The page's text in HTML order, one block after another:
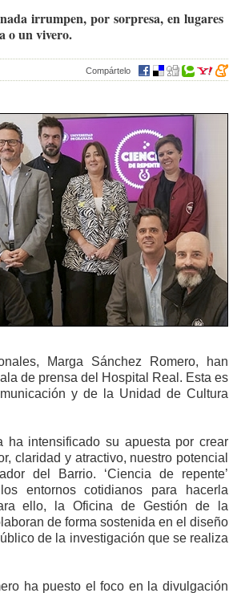
irrumpen, por sorpresa, en lugares
o un vivero.
Compártelo
Marga Sánchez Romero, han
de prensa del Hospital Real. Esta es
y de la Unidad de Cultura
ha intensificado su apuesta por crear
claridad y atractivo, nuestro potencial
del Barrio. ‘Ciencia de repente’
entornos cotidianos para hacerla
ello, la Oficina de Gestión de la
de forma sostenida en el diseño
de la investigación que se realiza
ha puesto el foco en la divulgación